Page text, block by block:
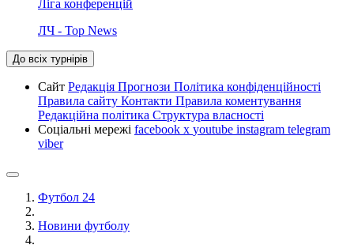
Ліга конференцій
ЛЧ - Top News
До всіх турнірів
Сайт Редакція Прогнози Політика конфіденційності
Правила сайту Контакти Правила коментування
Редакційна політика Структура власності
Соціальні мережі facebook x youtube instagram telegram
viber
Футбол 24
Новини футболу